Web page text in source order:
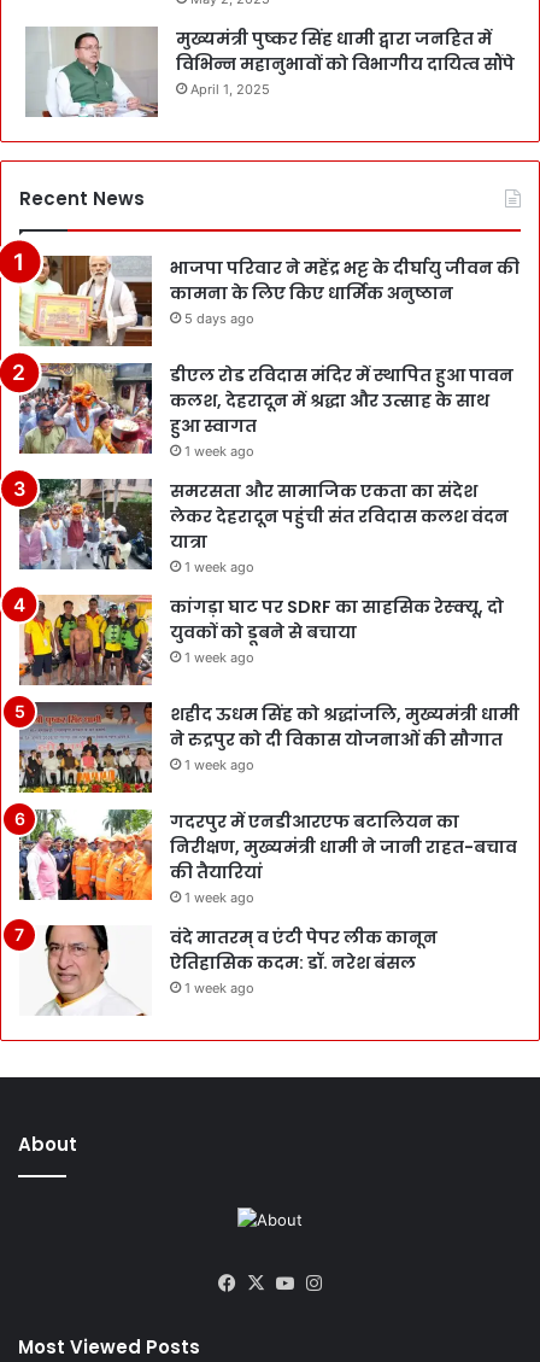
मुख्यमंत्री पुष्कर सिंह धामी द्वारा जनहित में
विभिन्न महानुभावों को विभागीय दायित्व सौंपे
April 1, 2025
Recent News
भाजपा परिवार ने महेंद्र भट्ट के दीर्घायु जीवन की
कामना के लिए किए धार्मिक अनुष्ठान
5 days ago
डीएल रोड रविदास मंदिर में स्थापित हुआ पावन
कलश, देहरादून में श्रद्धा और उत्साह के साथ
हुआ स्वागत
1 week ago
समरसता और सामाजिक एकता का संदेश
लेकर देहरादून पहुंची संत रविदास कलश वंदन
यात्रा
1 week ago
कांगड़ा घाट पर SDRF का साहसिक रेस्क्यू, दो
युवकों को डूबने से बचाया
1 week ago
शहीद ऊधम सिंह को श्रद्धांजलि, मुख्यमंत्री धामी
ने रुद्रपुर को दी विकास योजनाओं की सौगात
1 week ago
गदरपुर में एनडीआरएफ बटालियन का
निरीक्षण, मुख्यमंत्री धामी ने जानी राहत-बचाव
की तैयारियां
1 week ago
वंदे मातरम् व एंटी पेपर लीक कानून
ऐतिहासिक कदम: डॉ. नरेश बंसल
1 week ago
About
Facebook
X YouTube
Most Viewed Posts